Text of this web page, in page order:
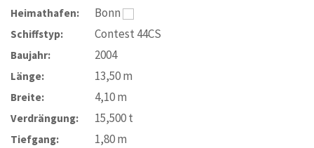
Heimathafen: Bonn
Schiffstyp: Contest 44CS
Baujahr: 2004
Länge: 13,50m
Breite: 4,10m
Verdrängung: 15,500t
Tiefgang: 1,80m